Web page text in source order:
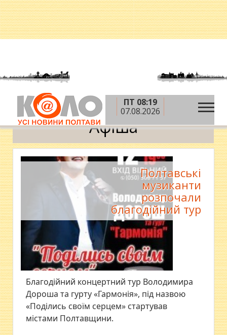
ПТ 08:19
07.08.2026
Головна » Новини » Афіша
Афіша
Полтавські
музиканти
розпочали
благодійний тур
Благодійний концертний тур Володимира
Дороша та гурту «Гармонія», під назвою
«Поділись своїм серцем» стартував
містами Полтавщини.